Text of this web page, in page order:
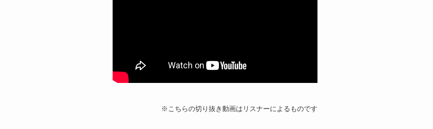
※こちらの切り抜き動画はリスナーによるものです